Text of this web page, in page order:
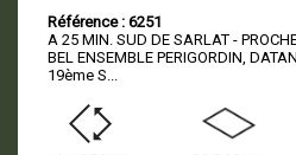
Référence : 6251
A 25 MIN. SUD DE SARLAT -
BEL ENSEMBLE PERIGORDIN,
19ème S...